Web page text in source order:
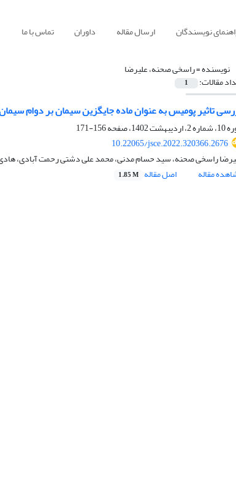
نویسندگان ارسال مقاله داوران تماس با ما
نویسنده =راسخی صحنه، علیرضا
مقالات: 1
تاثیر پومیس به عنوان ماده جایگزین سیمان بر دوام
1402، صفحه
156-171
10.22065/jsce.2022.320366.2676
راسخی صحنه، سید حسام مدنی، محمد علی دشتی رحمت آبادی،
مقاله
اصل مقاله 1.85 M